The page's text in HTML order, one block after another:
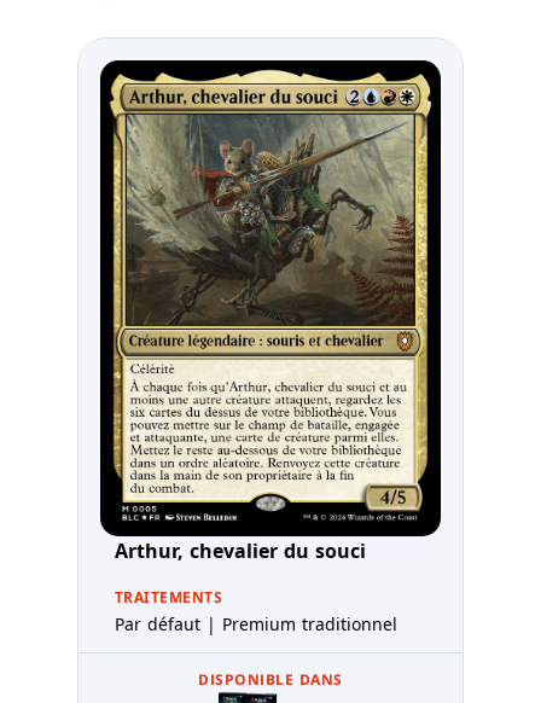
Arthur, chevalier du souci
TRAITEMENTS
Par défaut | Premium traditionnel
DISPONIBLE DANS